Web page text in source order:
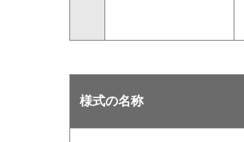
様式の名称